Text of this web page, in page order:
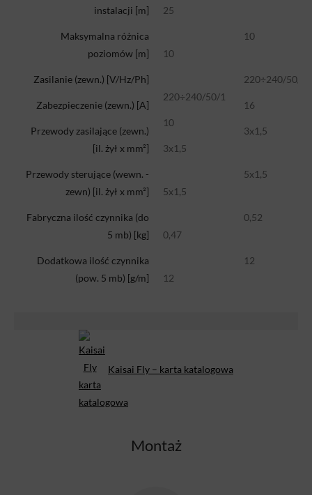
instalacji [m]
Maksymalna różnica
poziomów [m]
Zasilanie (zewn.) [V/Hz/Ph]
Zabezpieczenie (zewn.) [A]
Przewody zasilające (zewn.)
[il. żył x mm²]
Przewody sterujące (wewn. -
zewn) [il. żył x mm²]
Fabryczna ilość czynnika (do
5 mb) [kg]
Dodatkowa ilość czynnika
(pow. 5 mb) [g/m]
25
10
220÷240/50/1
10
3x1,5
5x1,5
0,47
12
10
220÷240/50/1
16
3x1,5
5x1,5
0,52
12
Kaisai Fly – karta katalogowa
Montaż